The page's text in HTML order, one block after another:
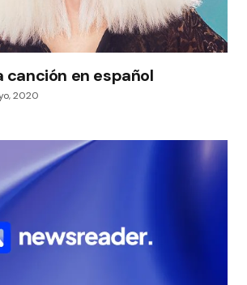
canción en español
2020